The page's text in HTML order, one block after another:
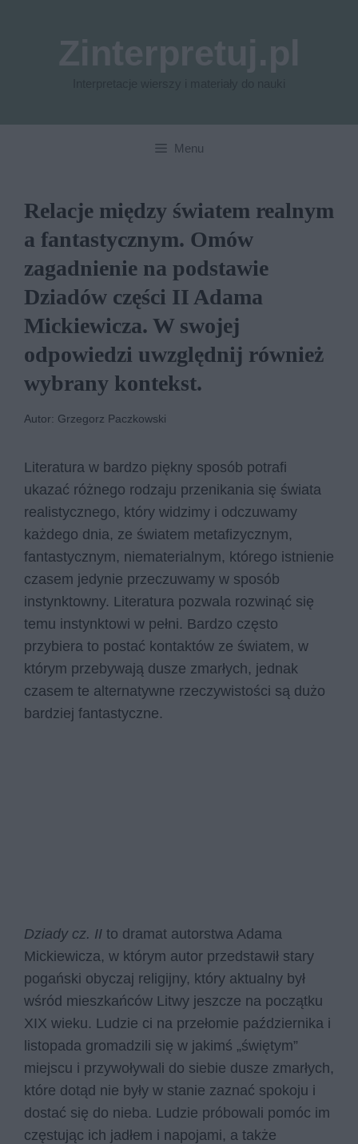
Menu
Relacje między światem realnym
a fantastycznym. Omów
zagadnienie na podstawie
Dziadów części II Adama
Mickiewicza. W swojej
odpowiedzi uwzględnij również
wybrany kontekst.
Autor: Grzegorz Paczkowski
Literatura w bardzo piękny sposób potrafi
ukazać różnego rodzaju przenikania się świata
realistycznego, który widzimy i odczuwamy
każdego dnia, ze światem metafizycznym,
fantastycznym, niematerialnym, którego istnienie
czasem jedynie przeczuwamy w sposób
instynktowny. Literatura pozwala rozwinąć się
temu instynktowi w pełni. Bardzo często
przybiera to postać kontaktów ze światem, w
którym przebywają dusze zmarłych, jednak
czasem te alternatywne rzeczywistości są dużo
bardziej fantastyczne.
Dziady cz. II to dramat autorstwa Adama
Mickiewicza, w którym autor przedstawił stary
pogański obyczaj religijny, który aktualny był
wśród mieszkańców Litwy jeszcze na początku
XIX wieku. Ludzie ci na przełomie października i
listopada gromadzili się w jakimś „świętym”
miejscu i przywoływali do siebie dusze zmarłych,
które dotąd nie były w stanie zaznać spokoju i
dostać się do nieba. Ludzie próbowali pomóc im
częstując ich jadłem i napojami, a także